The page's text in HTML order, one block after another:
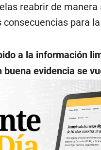
reabrir de
para
a la información
buena evidencia se